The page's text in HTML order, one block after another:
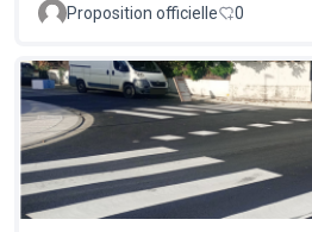
Proposition officielle 0